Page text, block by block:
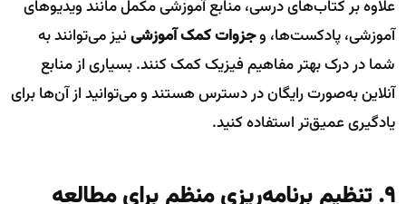
علاوه بر کتاب‌های درسی، منابع آموزشی مکمل مانند ویدیوهای
آموزشی، پادکست‌ها، وجزوات کمک آموزشینیز می‌توانند به
شما در درک بهتر مفاهیم فیزیک کمک کنند. بسیاری از منابع
آنلاین به‌صورت رایگان در دسترس هستند و می‌توانید از آن‌ها برای
یادگیری عمیق‌تر استفاده کنید.